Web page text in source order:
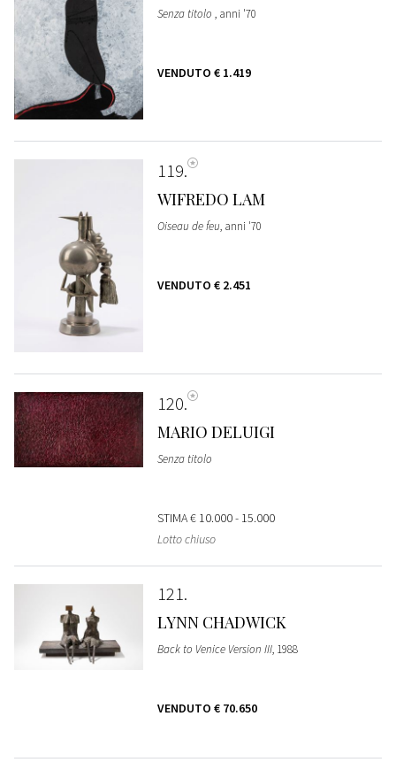
Senza titolo , anni '70
VENDUTO € 1.419
119
WIFREDO LAM
Oiseau de feu, anni '70
VENDUTO € 2.451
120
MARIO DELUIGI
Senza titolo
STIMA€ 10.000 - 15.000
Lotto chiuso
121
LYNN CHADWICK
Back to Venice Version III, 1988
VENDUTO € 70.650